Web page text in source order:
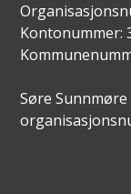
Kontonummer:
Søre